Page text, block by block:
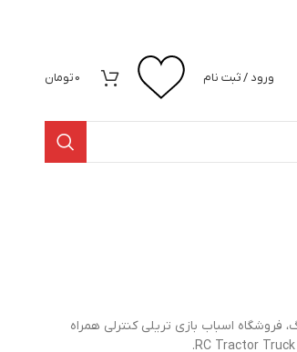
ورود / ثبت نام 0تومان
فروشگاه اسباب بازی تریلی کنترلی همراه